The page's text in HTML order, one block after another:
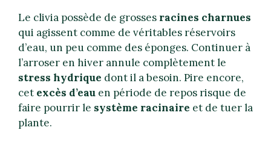
Le clivia possède de grosses racines charnues
qui agissent comme de véritables réservoirs
d’eau, un peu comme des éponges. Continuer à
l’arroser en hiver annule complètement le
stress hydrique dont il a besoin. Pire encore,
cet excès d’eau en période de repos risque de
faire pourrir le système racinaire et de tuer la
plante.